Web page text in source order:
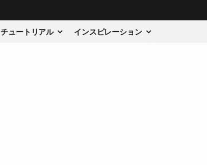
チュートリアル インスピレーション